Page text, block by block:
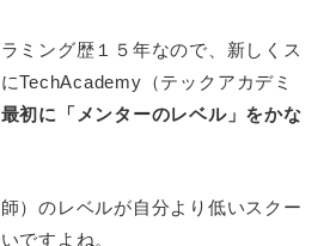
ミング歴１５年なので、新しくス
TechAcademy（テックアカデミ
最初に「メンターのレベル」をかな
）のレベルが自分より低いスクー
ですよね。